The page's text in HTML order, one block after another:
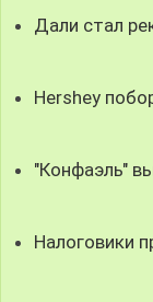
Дали стал
Hershey
"Конфаэль"
Налоговики